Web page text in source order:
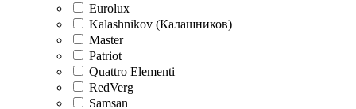
Eurolux
Kalashnikov (Калашников)
Master
Patriot
Quattro Elementi
RedVerg
Samsan